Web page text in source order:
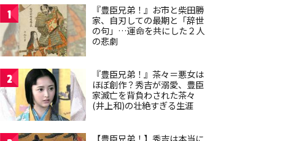
1
『豊臣兄弟！』お市と柴田勝
家、自刃しての最期と「辞世
の句」…運命を共にした２人
の悲劇
2
『豊臣兄弟！』茶々＝悪女は
ほぼ創作？秀吉が溺愛、豊臣
家滅亡を背負わされた茶々
(井上和)の壮絶すぎる生涯
【豊臣兄弟！】秀吉は本当に